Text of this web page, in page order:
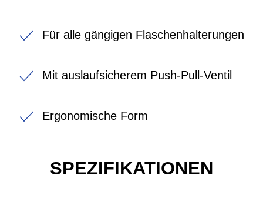
Für alle gängigen Flaschenhalterungen
Mit auslaufsicherem Push-Pull-Ventil
Ergonomische Form
SPEZIFIKATIONEN